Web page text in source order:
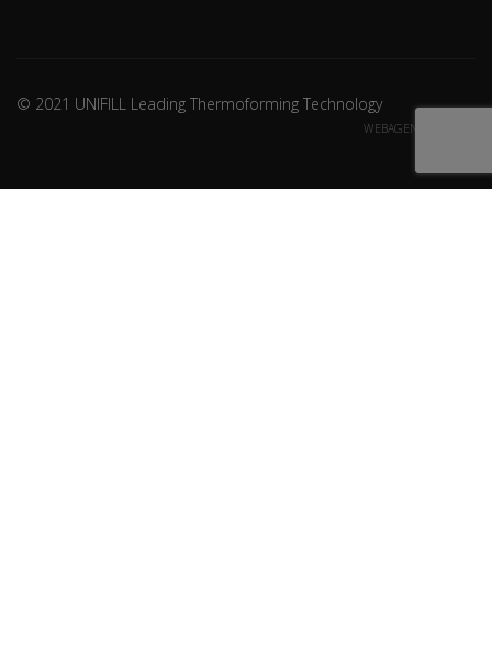
© 2021 UNIFILL Leading Thermoforming Technology
WEBAGENCY CREDITS